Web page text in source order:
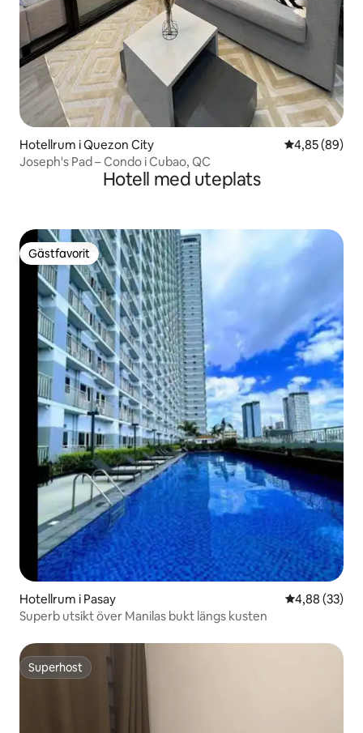
Hotellrum i Quezon City 4,85 av 5 i
4,85 (89)
Joseph's Pad – Condo i Cubao, QC
Hotell med uteplats
Gästfavorit
Gästfavorit
Hotellrum i Pasay 4,88 av 5 i
4,88 (33)
Superb utsikt över Manilas bukt längs kusten
Superhost
Superhost